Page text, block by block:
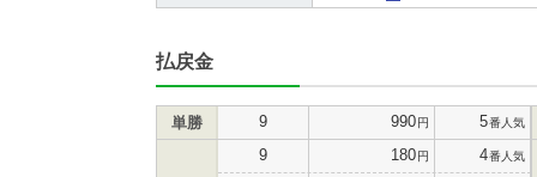
払戻金
単勝 9 990円 5番人気
9 180円 4番人気